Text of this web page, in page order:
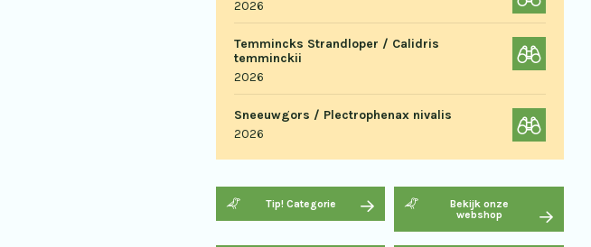
2026
Temmincks Strandloper / Calidris
temminckii
2026
Sneeuwgors / Plectrophenax nivalis
2026
Tip! Categorie
Bekijk onze
webshop